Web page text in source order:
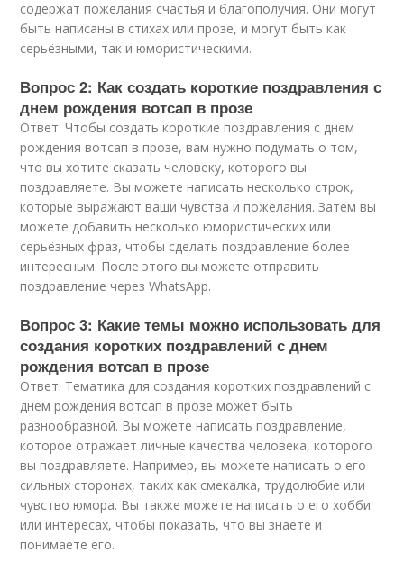
содержат пожелания счастья и благополучия. Они могут
быть написаны в стихах или прозе, и могут быть как
серьёзными, так и юмористическими.
Вопрос 2: Как создать короткие поздравления с
днем рождения вотсап в прозе
Ответ: Чтобы создать короткие поздравления с днем
рождения вотсап в прозе, вам нужно подумать о том,
что вы хотите сказать человеку, которого вы
поздравляете. Вы можете написать несколько строк,
которые выражают ваши чувства и пожелания. Затем вы
можете добавить несколько юмористических или
серьёзных фраз, чтобы сделать поздравление более
интересным. После этого вы можете отправить
поздравление через WhatsApp.
Вопрос 3: Какие темы можно использовать для
создания коротких поздравлений с днем
рождения вотсап в прозе
Ответ: Тематика для создания коротких поздравлений с
днем рождения вотсап в прозе может быть
разнообразной. Вы можете написать поздравление,
которое отражает личные качества человека, которого
вы поздравляете. Например, вы можете написать о его
сильных сторонах, таких как смекалка, трудолюбие или
чувство юмора. Вы также можете написать о его хобби
или интересах, чтобы показать, что вы знаете и
понимаете его.